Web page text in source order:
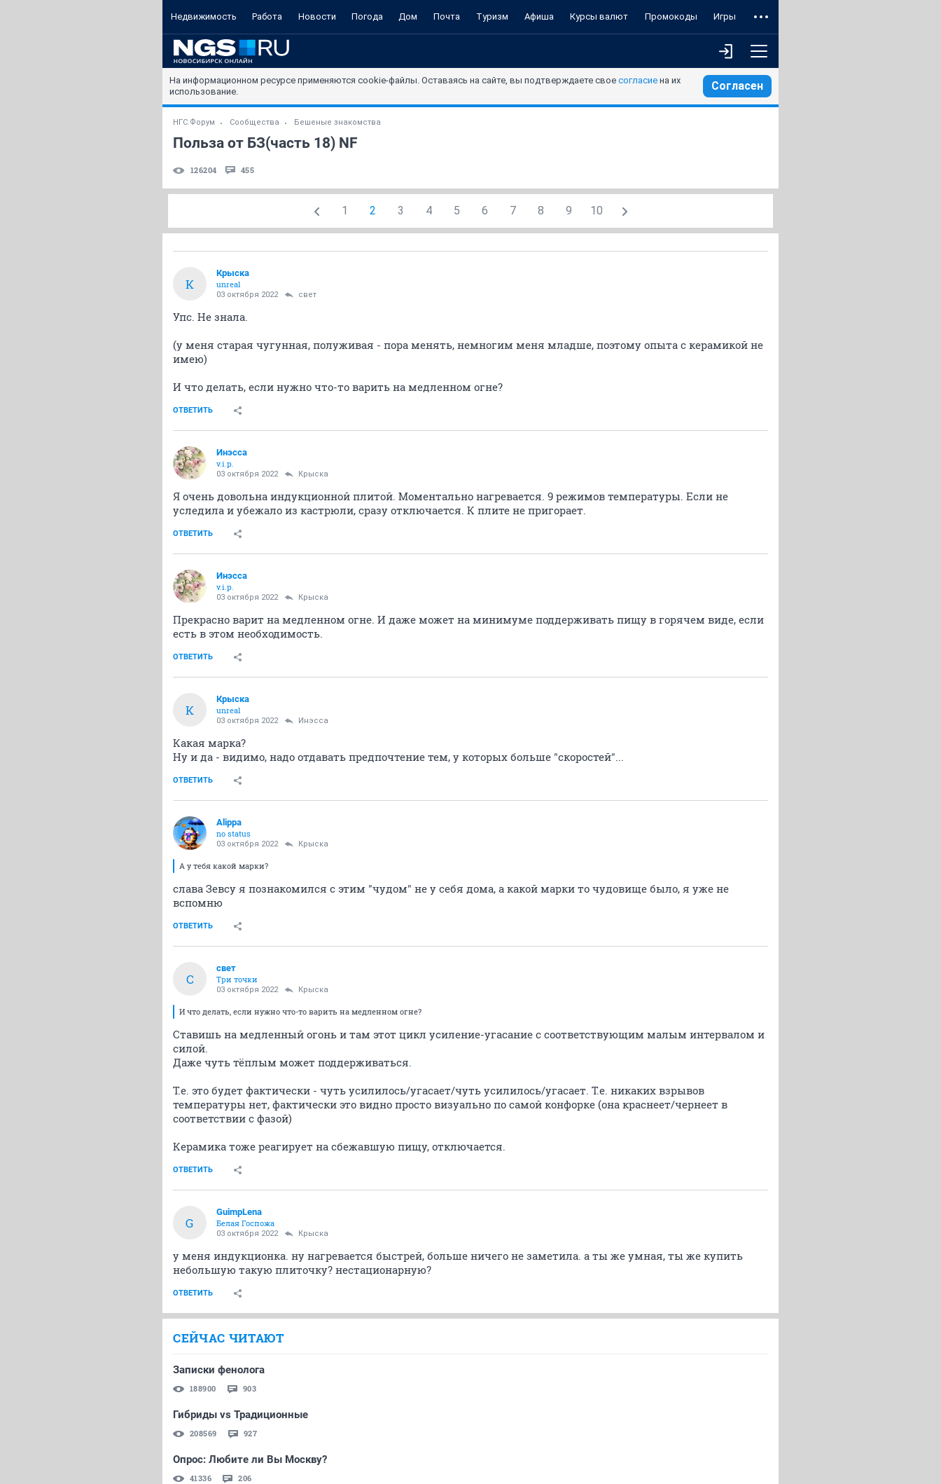
Недвижимость Работа Новости Погода Дом Почта Туризм Афиша Курсы валют Промокоды Игры
На информационном ресурсе применяются cookie-файлы. Оставаясь на сайте, вы подтверждаете свое согласие на их
использование.
Согласен
НГС.Форум Сообщества Бешеные знакомства
Польза от БЗ(часть 18) NF
126204 455
1 2 3 4 5 6 7 8 9 10
К
Крыска
unreal
03 октября 2022 свет
Упс. Не знала.
(у меня старая чугунная, полуживая - пора менять, немногим меня младше, поэтому опыта с керамикой не
имею)
И что делать, если нужно что-то варить на медленном огне?
ОТВЕТИТЬ
Инэсса
v.i.p.
03 октября 2022 Крыска
Я очень довольна индукционной плитой. Моментально нагревается. 9 режимов температуры. Если не
уследила и убежало из кастрюли, сразу отключается. К плите не пригорает.
ОТВЕТИТЬ
Инэсса
v.i.p.
03 октября 2022 Крыска
Прекрасно варит на медленном огне. И даже может на минимуме поддерживать пищу в горячем виде, если
есть в этом необходимость.
ОТВЕТИТЬ
К
Крыска
unreal
03 октября 2022 Инэсса
Какая марка?
Ну и да - видимо, надо отдавать предпочтение тем, у которых больше "скоростей"...
ОТВЕТИТЬ
Alippa
no status
03 октября 2022 Крыска
А у тебя какой марки?
слава Зевсу я познакомился с этим "чудом" не у себя дома, а какой марки то чудовище было, я уже не
вспомню
ОТВЕТИТЬ
С
свет
Три точки
03 октября 2022 Крыска
И что делать, если нужно что-то варить на медленном огне?
Ставишь на медленный огонь и там этот цикл усиление-угасание с соответствующим малым интервалом и
силой.
Даже чуть тёплым может поддерживаться.
Т.е. это будет фактически - чуть усилилось/угасает/чуть усилилось/угасает. Т.е. никаких взрывов
температуры нет, фактически это видно просто визуально по самой конфорке (она краснеет/чернеет в
соответствии с фазой)
Керамика тоже реагирует на сбежавшую пищу, отключается.
ОТВЕТИТЬ
G
GuimpLena
Белая Госпожа
03 октября 2022 Крыска
у меня индукционка. ну нагревается быстрей, больше ничего не заметила. а ты же умная, ты же купить
небольшую такую плиточку? нестационарную?
ОТВЕТИТЬ
СЕЙЧАС ЧИТАЮТ
Записки фенолога
188900 903
Гибриды vs Традиционные
208569 927
Опрос: Любите ли Вы Москву?
41336 206